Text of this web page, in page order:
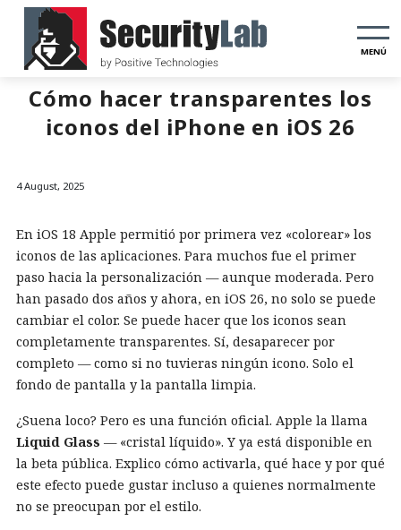
MENÚ
Cómo hacer transparentes los
iconos del iPhone en iOS 26
4 August, 2025
En iOS 18 Apple permitió por primera vez «colorear» los
iconos de las aplicaciones. Para muchos fue el primer
paso hacia la personalización — aunque moderada. Pero
han pasado dos años y ahora, en iOS 26, no solo se puede
cambiar el color. Se puede hacer que los iconos sean
completamente transparentes. Sí, desaparecer por
completo — como si no tuvieras ningún icono. Solo el
fondo de pantalla y la pantalla limpia.
¿Suena loco? Pero es una función oficial. Apple la llama
Liquid Glass — «cristal líquido». Y ya está disponible en
la beta pública. Explico cómo activarla, qué hace y por qué
este efecto puede gustar incluso a quienes normalmente
no se preocupan por el estilo.